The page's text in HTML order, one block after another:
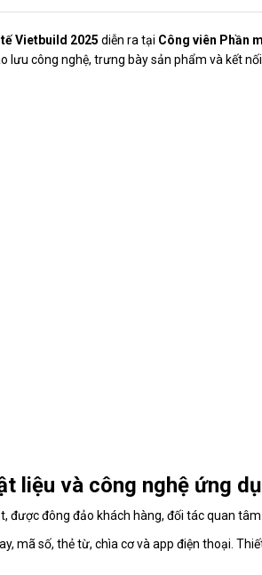
Vietbuild 2025 diễn ra tại Công viên Phần
công nghệ, trưng bày sản phẩm và kết nối
liệu và công nghệ ứng
được đông đảo khách hàng, đối tác quan
mã số, thẻ từ, chìa cơ và app điện thoại.